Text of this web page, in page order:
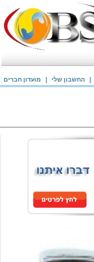
החשבון שלי מועדון חברים